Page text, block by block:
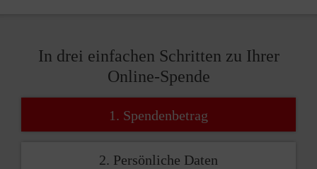
In drei einfachen Schritten zu Ihrer
Online-Spende
1. Spendenbetrag
2. Persönliche Daten